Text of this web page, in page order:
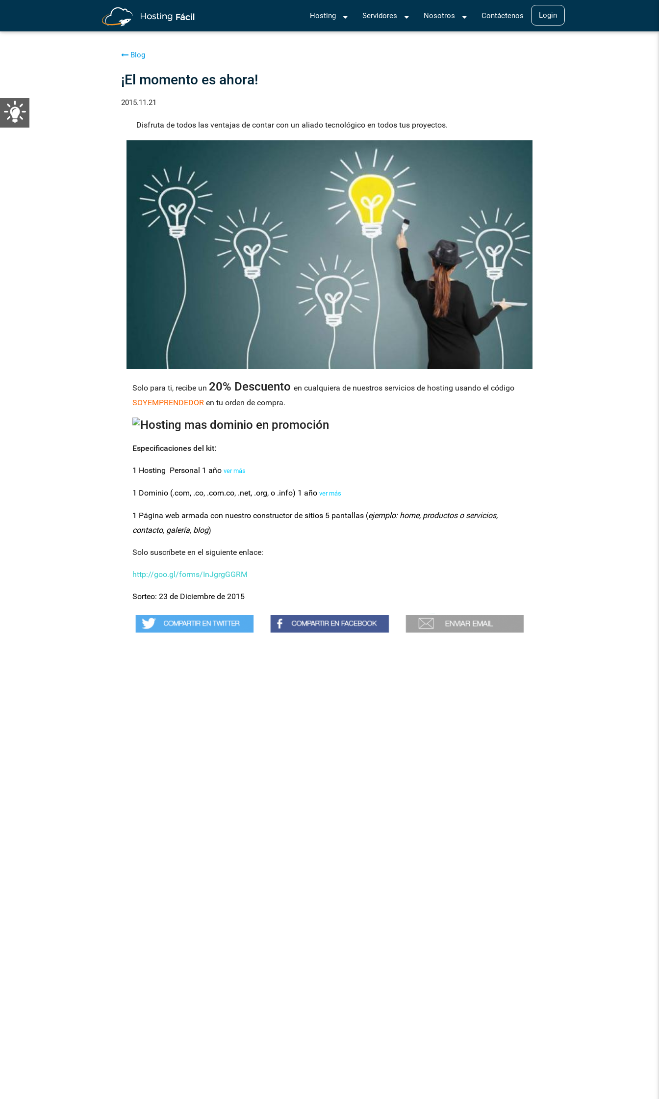
Hosting Servidores Nosotros Contáctenos Login
Blog
¡El momento es ahora!
2015.11.21
Disfruta de todos las ventajas de contar con un aliado tecnológico en todos tus proyectos.
Solo para ti, recibe un 20% Descuento en cualquiera de nuestros servicios de hosting usando el código
SOYEMPRENDEDOR en tu orden de compra.
Especificaciones del kit:
1 Hosting Personal 1 año ver más
1 Dominio (.com, .co, .com.co, .net, .org, o .info) 1 año ver más
1 Página web armada con nuestro constructor de sitios 5 pantallas (ejemplo: home, productos o servicios,
contacto, galería, blog)
Solo suscríbete en el siguiente enlace:
http://goo.gl/forms/InJgrgGGRM
Sorteo: 23 de Diciembre de 2015